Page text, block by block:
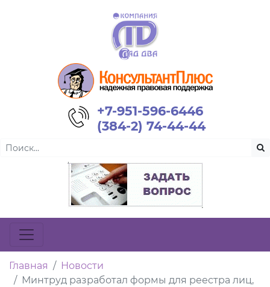
+7-951-596-6446
(384-2) 74-44-44
Главная
Новости
Минтруд разработал формы для реестра лиц,